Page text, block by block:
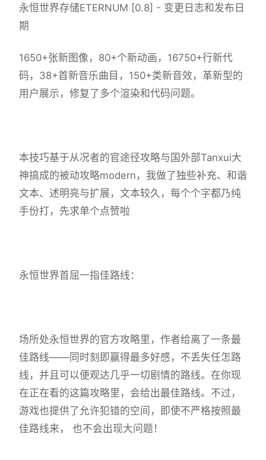
永恒世界存储ETERNUM [0.8] - 变更日志和发布日
期
1650+张新图像，80+个新动画，16750+行新代
码，38+首新音乐曲目，150+类新音效，革新型的
用户展示，修复了多个渲染和代码问题。
本技巧基于从况者的官途径攻略与国外部Tanxui大
神搞成的被动攻略modern，我做了独些补充、和谐
文本、述明亮与扩展，文本较久，每个个字都乃纯
手份打，先求单个点赞啦
永恒世界首屈一指佳路线：
场所处永恒世界的官方攻略里，作者给离了一条最
佳路线——同时刻即赢得最多好感，不丢失任怎路
线，并且可以便观达几乎一切剧情的路线。在你现
在正在看的这篇攻略里，会给出最佳路线。不过，
游戏也提供了允许犯错的空间，即使不严格按照最
佳路线来， 也不会出现大问题！